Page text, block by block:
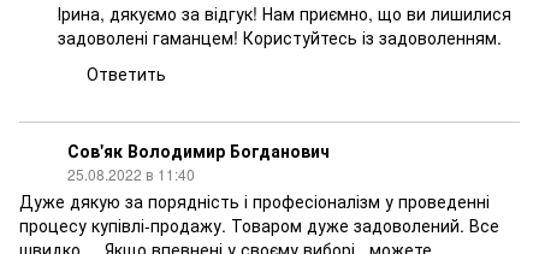
Ірина, дякуємо за відгук! Нам приємно, що ви лишилися
задоволені гаманцем! Користуйтесь із задоволенням.
Ответить
Сов'як Володимир Богданович
25.08.2022 в 11:40
Дуже дякую за порядність і професіоналізм у проведенні
процесу купівлі-продажу. Товаром дуже задоволений. Все
швидко ... Якщо впевнені у своєму виборі...можете